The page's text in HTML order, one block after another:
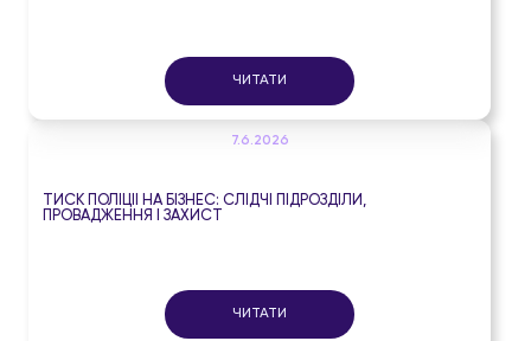
ЧИТАТИ
7.6.2026
ТИСК ПОЛІЦІЇ НА БІЗНЕС: СЛІДЧІ ПІДРОЗДІЛИ,
ПРОВАДЖЕННЯ І ЗАХИСТ
ЧИТАТИ